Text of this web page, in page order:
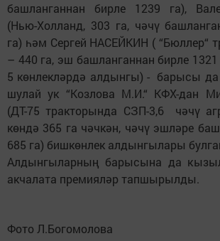
башланганнан бирле 1239 га),
(Нью-Холланд, 303 га, чәчү
га) һәм Сергей НАСЕЙКИН ( “Бюллер“
– 440 га, эш башланганнан бирле
5 көнлекләрдә алдынгы) - барысы да
шулай ук “Козлова М.И.“ КФХ-дан
(ДТ-75 тракторында СЗП-3,6 чәчү
көндә 365 га чәчкән, чәчү эшләре
685 га) бишкөнлек алдынгылары
Алдынгыларның барысына да
акчалата премияләр тапшырылды.
Фото Л.Богомолова